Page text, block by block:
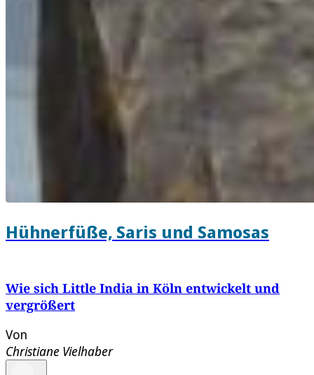
Hühnerfüße, Saris und Samosas
Wie sich Little India in Köln entwickelt und
vergrößert
Von
Christiane Vielhaber